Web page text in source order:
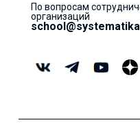
По вопросам
организаций